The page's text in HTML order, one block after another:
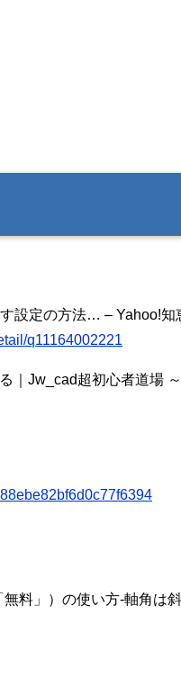
設定の方法… – Yahoo!知
q11164002221
｜Jw_cad超初心者道場
料」）の使い方-軸角は